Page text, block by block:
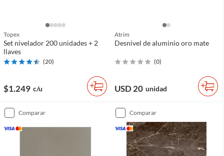
Topex
Set nivelador 200 unidades + 2
llaves
(20)
$1.249 c/u
Atrim
Desnivel de aluminio oro mate
(0)
USD 20 unidad
comparar comparar